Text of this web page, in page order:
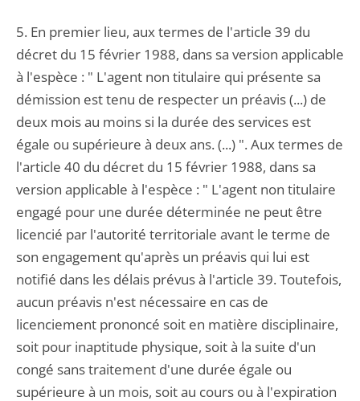
5. En premier lieu, aux termes de l'article 39 du
décret du 15 février 1988, dans sa version applicable
à l'espèce : " L'agent non titulaire qui présente sa
démission est tenu de respecter un préavis (...) de
deux mois au moins si la durée des services est
égale ou supérieure à deux ans. (...) ". Aux termes de
l'article 40 du décret du 15 février 1988, dans sa
version applicable à l'espèce : " L'agent non titulaire
engagé pour une durée déterminée ne peut être
licencié par l'autorité territoriale avant le terme de
son engagement qu'après un préavis qui lui est
notifié dans les délais prévus à l'article 39. Toutefois,
aucun préavis n'est nécessaire en cas de
licenciement prononcé soit en matière disciplinaire,
soit pour inaptitude physique, soit à la suite d'un
congé sans traitement d'une durée égale ou
supérieure à un mois, soit au cours ou à l'expiration